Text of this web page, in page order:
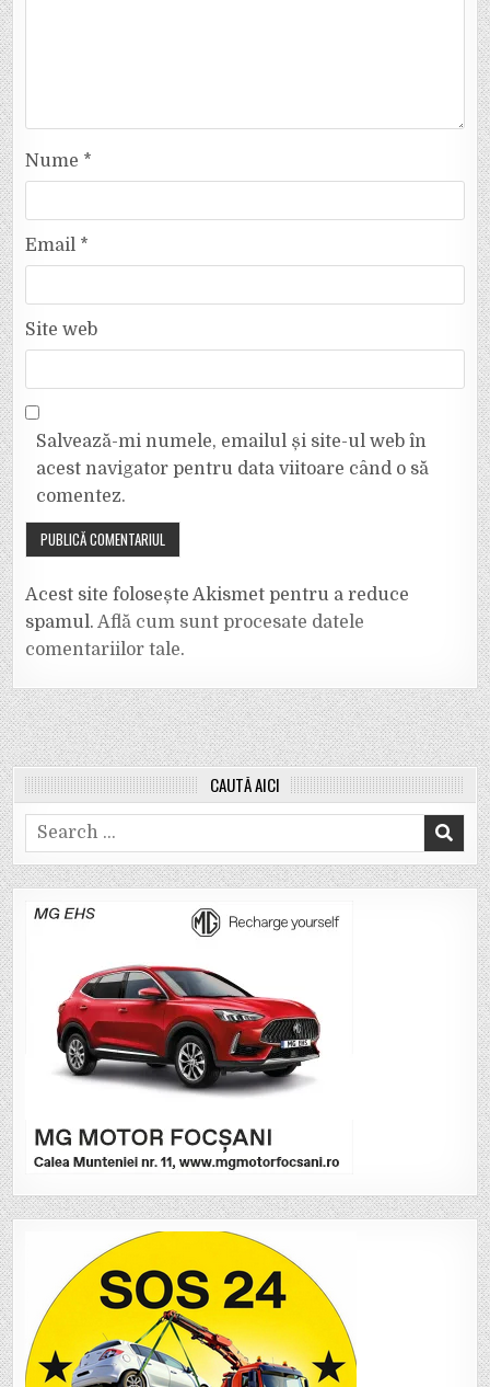
Nume *
Email *
Site web
Salvează-mi numele, emailul și site-ul web în
acest navigator pentru data viitoare când o să
comentez.
Acest site folosește Akismet pentru a reduce
spamul.Află cum sunt procesate datele
comentariilor tale.
CAUTĂ AICI
Search
for: